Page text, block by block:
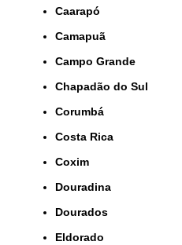
Caarapó
Camapuã
Campo Grande
Chapadão do Sul
Corumbá
Costa Rica
Coxim
Douradina
Dourados
Eldorado